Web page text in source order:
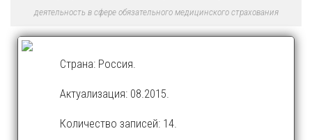
деятельность в сфере обязательного медицинского страхования
Страна: Россия.
Актуализация: 08.2015.
Количество записей: 14.